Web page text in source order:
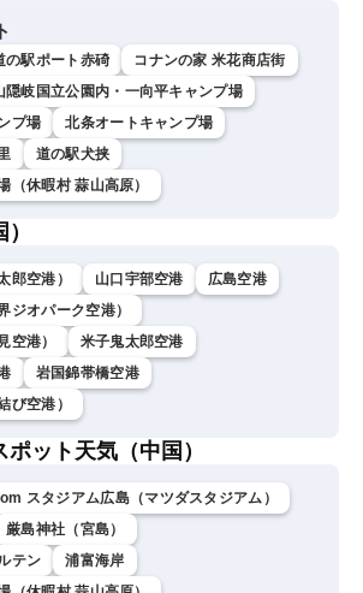
の駅ポート赤碕
コナンの家 米花商店街
隠岐国立公園内・一向平キャンプ場
プ場
北条オートキャンプ場
道の駅犬挟
（休暇村 蒜山高原）
郎空港） 山口宇部空港
広島空港
ジオパーク空港）
空港）
米子鬼太郎空港
岩国錦帯橋空港
び空港）
ット天気（中国）
スタジアム広島（マツダスタジアム）
厳島神社（宮島）
テン
浦富海岸